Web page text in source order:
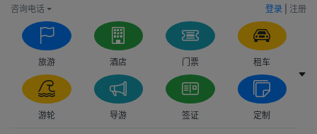
咨询电话 登录 注册
旅游 酒店 门票 租车
游轮 导游 签证 定制